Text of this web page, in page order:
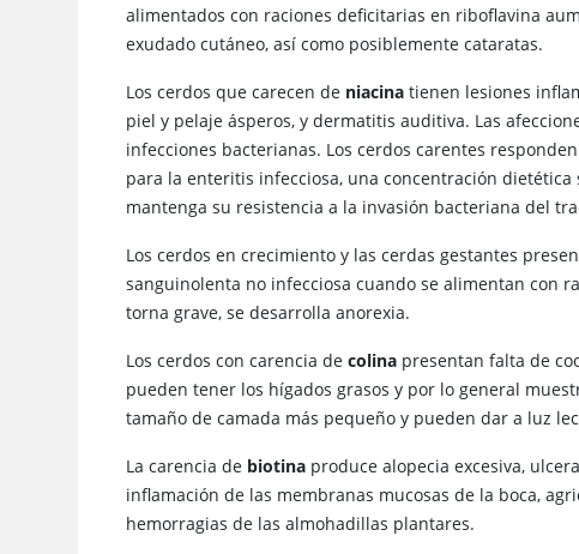
alimentados con raciones deficitarias en riboflavina
exudado cutáneo, así como posiblemente cataratas.
Los cerdos que carecen de niacina tienen lesiones
piel y pelaje ásperos, y dermatitis auditiva. Las
infecciones bacterianas. Los cerdos carentes
para la enteritis infecciosa, una concentración
mantenga su resistencia a la invasión bacteriana del
Los cerdos en crecimiento y las cerdas gestantes
sanguinolenta no infecciosa cuando se alimentan con
torna grave, se desarrolla anorexia.
Los cerdos con carencia decolina presentan falta de
pueden tener los hígados grasos y por lo general
tamaño de camada más pequeño y pueden dar a luz
La carencia de biotina produce alopecia excesiva,
inflamación de las membranas mucosas de la boca,
hemorragias de las almohadillas plantares.